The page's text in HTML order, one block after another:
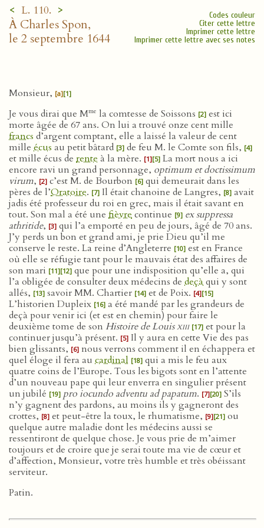
< L. 110. >
À Charles Spon,
le 2 septembre 1644
Codes couleur
Citer cette lettre
Imprimer cette lettre
Imprimer cette lettre avec ses notes
Monsieur, [a][1]
Je vous dirai que Mme la comtesse de Soissons [2] est ici
morte âgée de 67 ans. On lui a trouvé onze cent mille
francs d’argent comptant, elle a laissé la valeur de cent
mille écus au petit bâtard [3] de feu M. le Comte son fils, [4]
et mille écus de rente à la mère. [1][5] La mort nous a ici
encore ravi un grand personnage, optimum et doctissimum
virum, [2] c’est M. de Bourbon [6] qui demeurait dans les
pères de l’Oratoire. [7] Il était chanoine de Langres, [8] avait
jadis été professeur du roi en grec, mais il était savant en
tout. Son mal a été une fièvrecontinue [9] ex suppressa
athritide, [3] qui l’a emporté en peu de jours, âgé de 70 ans.
J’y perds un bon et grand ami, je prie Dieu qu’il me
conserve le reste. La reine d’Angleterre [10] est en France
où elle se réfugie tant pour le mauvais état des affaires de
son mari [11][12] que pour une indisposition qu’elle a, qui
l’a obligée de consulter deux médecins de deçàqui y sont
allés, [13] savoir MM. Chartier [14] et de Poix. [4][15]
L’historien Dupleix [16] a été mandé par les grandeurs de
deçà pour venir ici (et est en chemin) pour faire le
deuxième tome de son Histoire de Louisxiii [17] et pour la
continuer jusqu’à présent. [5] Il y aura en cette Vie des pas
bien glissants, [6] nous verrons comment il en échappera et
quel éloge il fera au cardinal [18] qui a mis le feu aux
quatre coins de l’Europe. Tous les bigots sont en l’attente
d’un nouveau pape qui leur enverra en singulier présent
un jubilé [19] pro iocundo adventu ad papatum. [7][20] S’ils
n’y gagnent des pardons, au moins ils y gagneront des
crottes, [8] et peut-être la toux, le rhumatisme, [9][21] ou
quelque autre maladie dont les médecins aussi se
ressentiront de quelque chose. Je vous prie de m’aimer
toujours et de croire que je serai toute ma vie de cœur et
d’affection, Monsieur, votre très humble et très obéissant
serviteur.
Patin.